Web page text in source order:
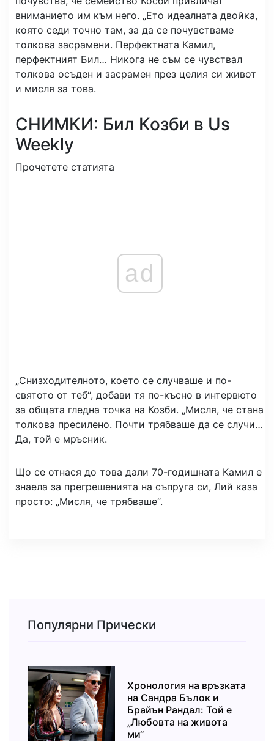
вниманието им към него. „Ето идеалната двойка,
която седи точно там, за да се почувстваме
толкова засрамени. Перфектната Камил,
перфектният Бил… Никога не съм се чувствал
толкова осъден и засрамен през целия си живот
и мисля за това.
СНИМКИ: Бил Козби в Us
Weekly
Прочетете статията
ad
„Снизходителното, което се случваше и по-
святото от теб“, добави тя по-късно в интервюто
за общата гледна точка на Козби. „Мисля, че стана
толкова пресилено. Почти трябваше да се случи…
Да, той е мръсник.
Що се отнася до това дали 70-годишната Камил е
знаела за прегрешенията на съпруга си, Лий каза
просто: „Мисля, че трябваше“.
Популярни Прически
Хронология на връзката
на Сандра Бълок и
Брайън Рандал: Той е
„Любовта на живота
ми“